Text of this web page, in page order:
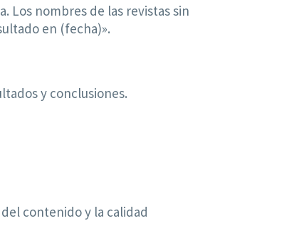
Los nombres de las revistas sin
en (fecha)».
y conclusiones.
contenido y la calidad